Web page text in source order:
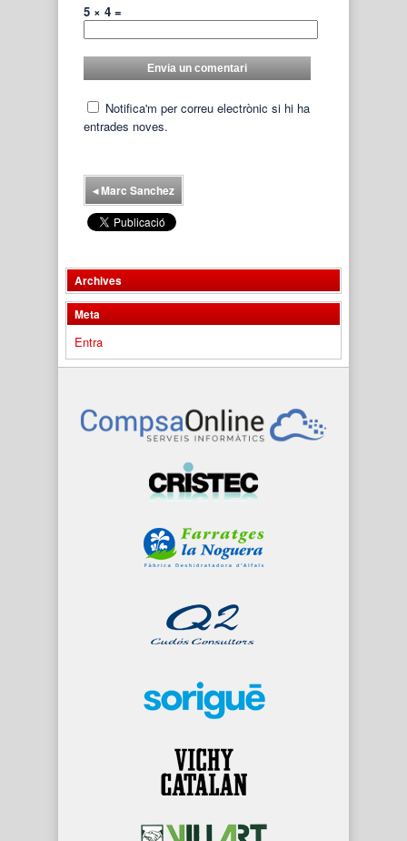
5 × 4 =
Notifica'm per correu electrònic si hi ha
entrades noves.
◂Marc Sanchez
Archives
Meta
Entra